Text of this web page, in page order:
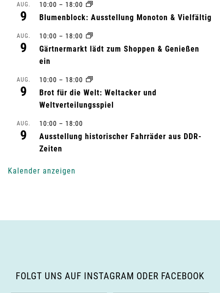
-
AUG.
9
10:00 – 18:00
Blumenblock: Ausstellung Monoton & Vielfältig
AUG.
9
10:00 – 18:00
Gärtnermarkt lädt zum Shoppen & Genießen
ein
AUG.
9
10:00 – 18:00
Brot für die Welt: Weltacker und
Weltverteilungsspiel
AUG.
9
10:00 – 18:00
Ausstellung historischer Fahrräder aus DDR-
Zeiten
Kalender anzeigen
FOLGT UNS AUF INSTAGRAM ODER FACEBOOK